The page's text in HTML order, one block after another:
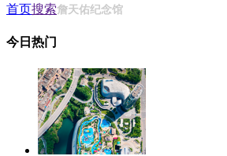
首页搜索詹天佑纪念馆
今日热门